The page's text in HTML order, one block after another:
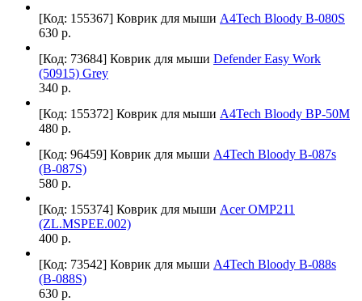
[Код: 155367] Коврик для мыши A4Tech Bloody B-080S
630 р.
[Код: 73684] Коврик для мыши Defender Easy Work
(50915) Grey
340 р.
[Код: 155372] Коврик для мыши A4Tech Bloody BP-50M
480 р.
[Код: 96459] Коврик для мыши A4Tech Bloody B-087s
(B-087S)
580 р.
[Код: 155374] Коврик для мыши Acer OMP211
(ZL.MSPEE.002)
400 р.
[Код: 73542] Коврик для мыши A4Tech Bloody B-088s
(B-088S)
630 р.